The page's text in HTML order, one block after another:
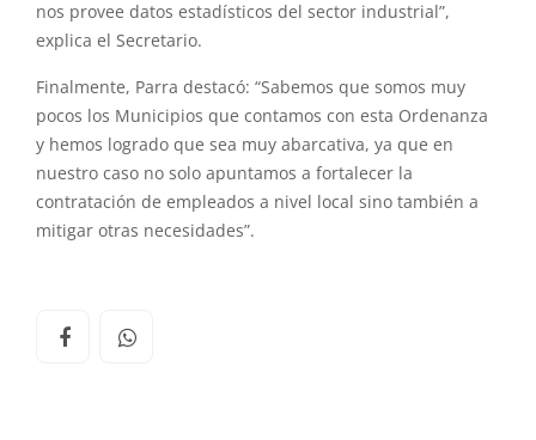
nos provee datos estadísticos del sector industrial”,
explica el Secretario.
Finalmente, Parra destacó: “Sabemos que somos muy
pocos los Municipios que contamos con esta Ordenanza
y hemos logrado que sea muy abarcativa, ya que en
nuestro caso no solo apuntamos a fortalecer la
contratación de empleados a nivel local sino también a
mitigar otras necesidades”.